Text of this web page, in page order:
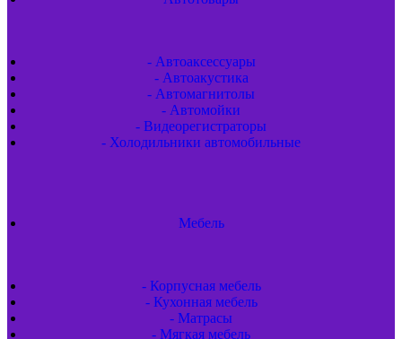
- Автоаксессуары
- Автоакустика
- Автомагнитолы
- Автомойки
- Видеорегистраторы
- Холодильники автомобильные
Мебель
- Корпусная мебель
- Кухонная мебель
- Матрасы
- Мягкая мебель